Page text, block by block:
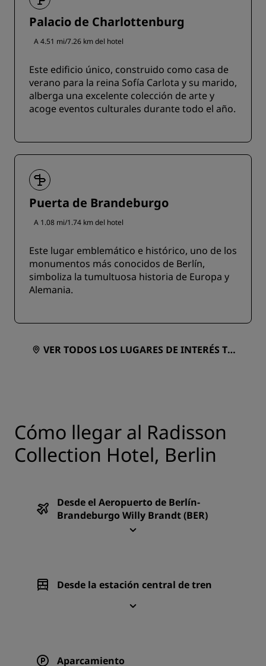
Palacio de Charlottenburg
A 4.51 mi/7.26 km del hotel
Este edificio único, construido como casa de
verano para la reina Sofía Carlota y su marido,
alberga una excelente colección de arte y
acoge eventos culturales durante todo el año.
Puerta de Brandeburgo
A 1.08 mi/1.74 km del hotel
Este lugar emblemático e histórico, uno de los
monumentos más conocidos de Berlín,
simboliza la tumultuosa historia de Europa y
Alemania.
VER TODOS LOS LUGARES DE INTERÉS TU
Cómo llegar al Radisson
Collection Hotel, Berlin
Desde el Aeropuerto de Berlín-
Brandeburgo Willy Brandt (BER)
Desde la estación central de tren
Aparcamiento